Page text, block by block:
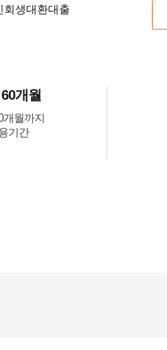
회생대환대출
개월
월까지
기간